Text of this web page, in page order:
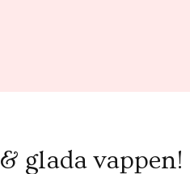
glada vappen!